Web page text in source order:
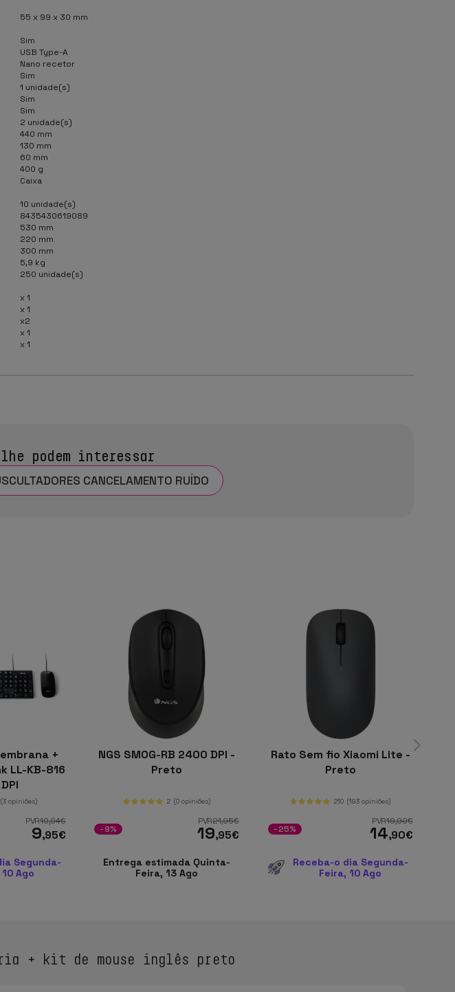
55 x 99 x 30 mm
Sim
USB Type-A
Nano recetor
Sim
1 unidade(s)
Sim
Sim
2 unidade(s)
440 mm
130 mm
60 mm
400 g
Caixa
10 unidade(s)
8435430619089
530 mm
220 mm
300 mm
5,9 kg
250 unidade(s)
x 1
x 1
x2
x 1
x 1
podem interessar
CANCELAMENTO RUÍDO
+
LL-KB-816
(3 opiniões)
PVR10,94€
9,95€
Segunda-
Ago
NGS SMOG-RB 2400 DPI -
Preto
2 (0 opiniões)
PVR21,95€
19,95€
-9%
Entrega estimada Quinta-
Feira, 13 Ago
Rato Sem fio Xiaomi Lite -
Preto
210 (193 opiniões)
PVR19,90€
14,90€
-25%
Receba-o dia Segunda-
Feira, 10 Ago
+ kit de mouse inglês preto